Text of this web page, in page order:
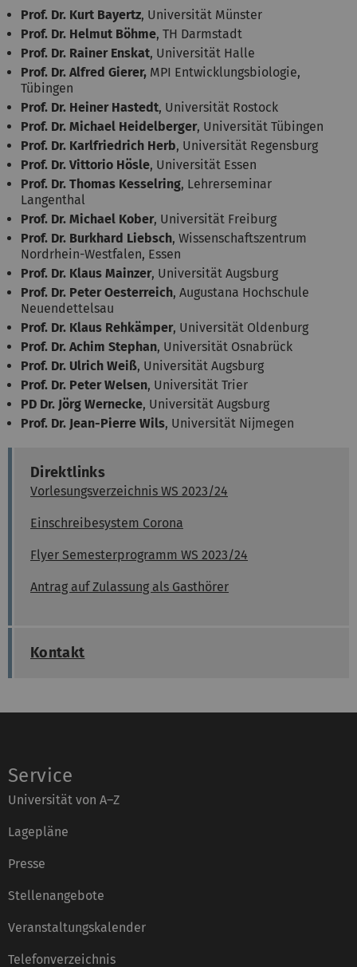
Prof. Dr. Kurt Bayertz, Universität Münster
Prof. Dr. Helmut Böhme, TH Darmstadt
Prof. Dr. Rainer Enskat, Universität Halle
Prof. Dr. Alfred Gierer, MPI Entwicklungsbiologie,
Tübingen
Prof. Dr. Heiner Hastedt, Universität Rostock
Prof. Dr. Michael Heidelberger, Universität Tübingen
Prof. Dr. Karlfriedrich Herb, Universität Regensburg
Prof. Dr. Vittorio Hösle, Universität Essen
Prof. Dr. Thomas Kesselring, Lehrerseminar
Langenthal
Prof. Dr. Michael Kober, Universität Freiburg
Prof. Dr. Burkhard Liebsch, Wissenschaftszentrum
Nordrhein-Westfalen, Essen
Prof. Dr. Klaus Mainzer, Universität Augsburg
Prof. Dr. Peter Oesterreich, Augustana Hochschule
Neuendettelsau
Prof. Dr. Klaus Rehkämper, Universität Oldenburg
Prof. Dr. Achim Stephan, Universität Osnabrück
Prof. Dr. Ulrich Weiß, Universität Augsburg
Prof. Dr. Peter Welsen, Universität Trier
PD Dr. Jörg Wernecke, Universität Augsburg
Prof. Dr. Jean-Pierre Wils, Universität Nijmegen
Direktlinks
Vorlesungsverzeichnis WS 2023/24
Einschreibesystem Corona
Flyer Semesterprogramm WS 2023/24
Antrag auf Zulassung als Gasthörer
Kontakt
Service
Universität von A–Z
Lagepläne
Presse
Stellenangebote
Veranstaltungskalender
Telefonverzeichnis